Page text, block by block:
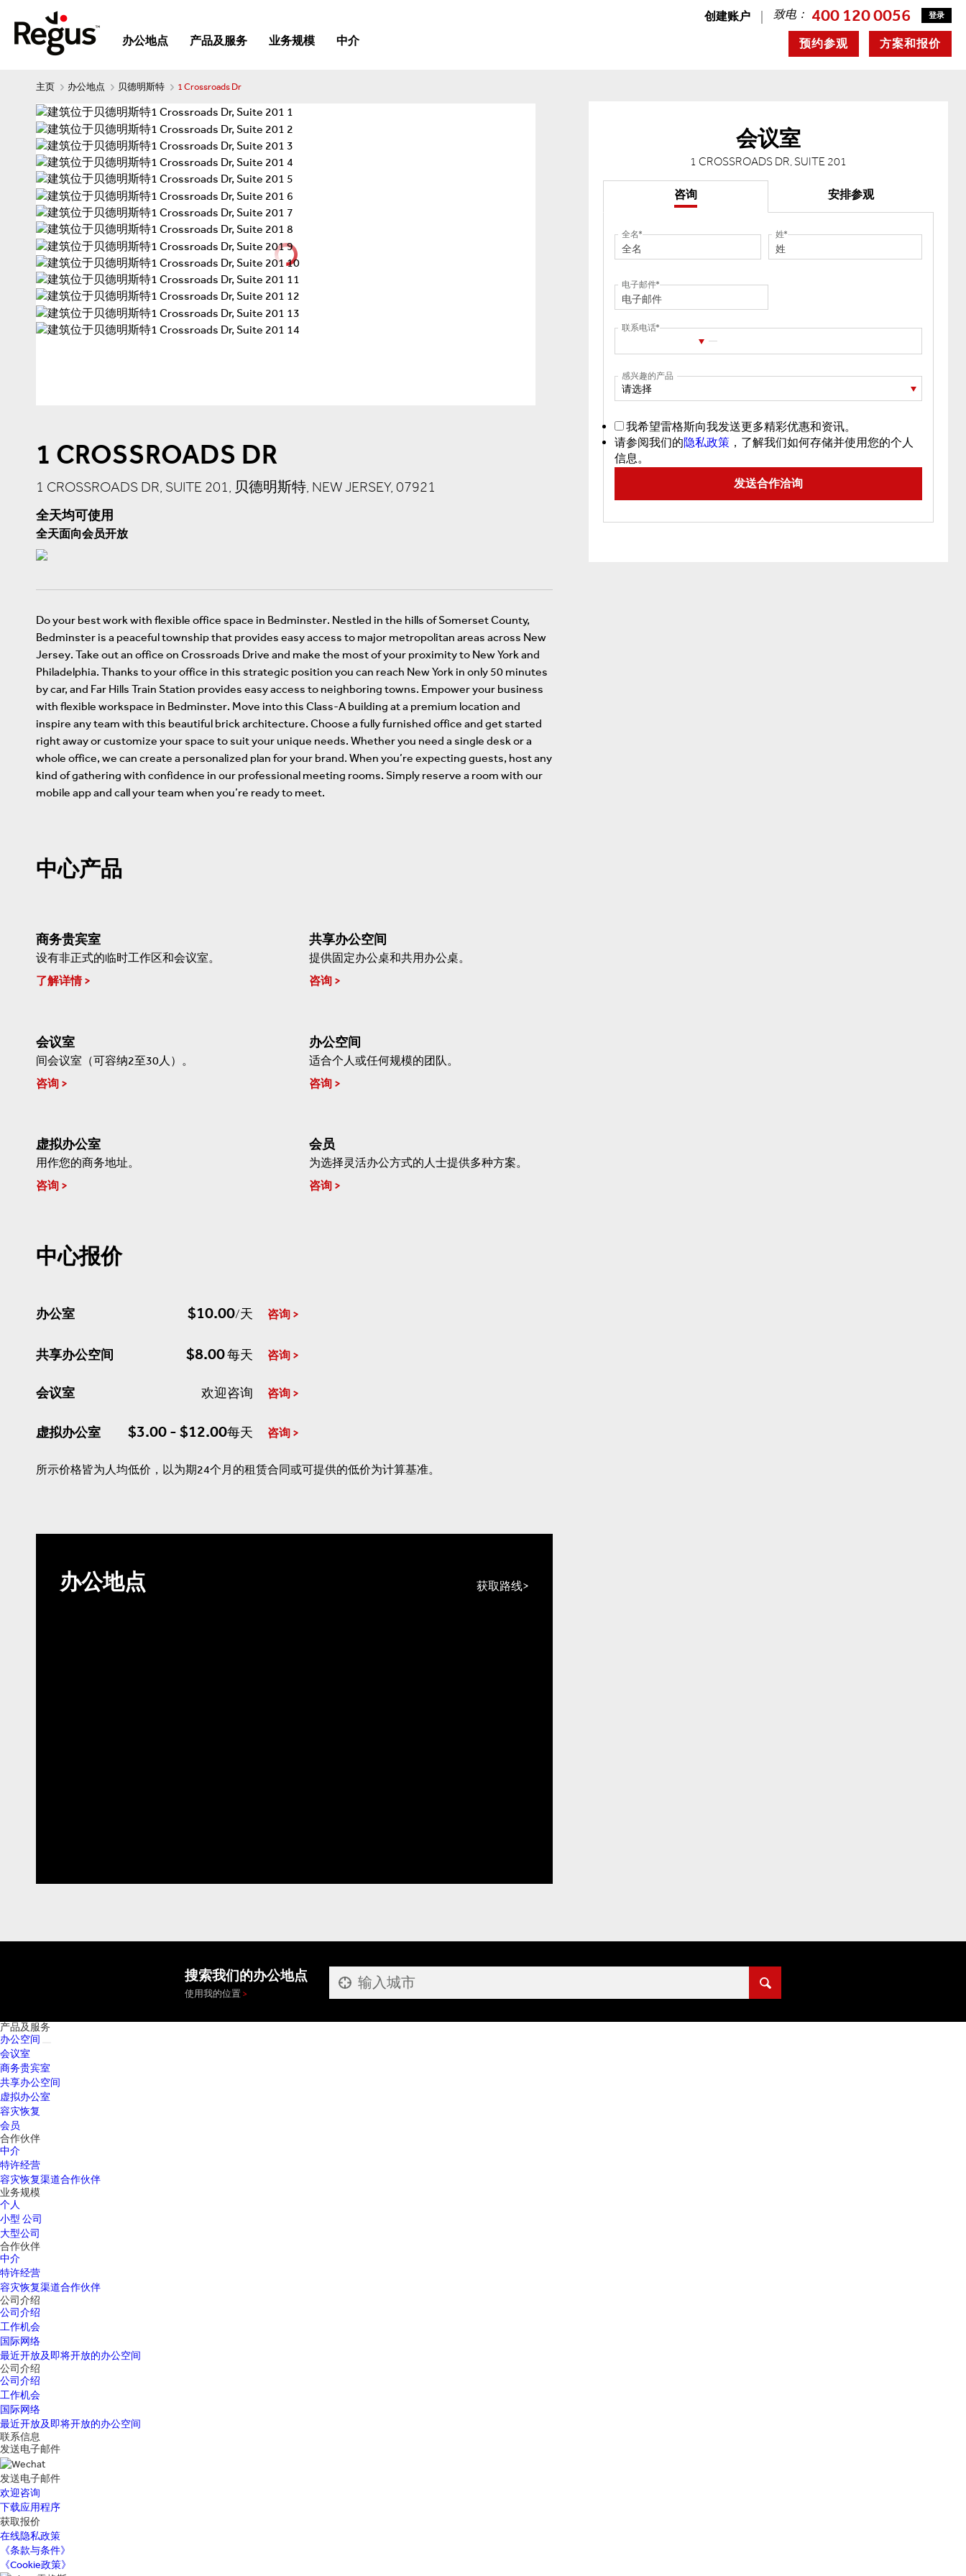
创建账户 致电： 400 120 0056 登录
方案和报价
预约参观
办公地点 产品及服务 业务规模 中介
主页 办公地点 贝德明斯特 1 Crossroads Dr
1 CROSSROADS DR
1 CROSSROADS DR, SUITE 201, 贝德明斯特, NEW JERSEY, 07921
全天均可使用
全天面向会员开放
Do your best work with flexible office space in Bedminster. Nestled in the hills of Somerset County,
Bedminster is a peaceful township that provides easy access to major metropolitan areas across New
Jersey. Take out an office on Crossroads Drive and make the most of your proximity to New York and
Philadelphia. Thanks to your office in this strategic position you can reach New York in only 50 minutes
by car, and Far Hills Train Station provides easy access to neighboring towns. Empower your business
with flexible workspace in Bedminster. Move into this Class-A building at a premium location and
inspire any team with this beautiful brick architecture. Choose a fully furnished office and get started
right away or customize your space to suit your unique needs. Whether you need a single desk or a
whole office, we can create a personalized plan for your brand. When you’re expecting guests, host any
kind of gathering with confidence in our professional meeting rooms. Simply reserve a room with our
mobile app and call your team when you’re ready to meet.
中心产品
商务贵宾室
设有非正式的临时工作区和会议室。
了解详情
共享办公空间
提供固定办公桌和共用办公桌。
咨询
会议室
间会议室（可容纳2至30人）。
咨询
办公空间
适合个人或任何规模的团队。
咨询
虚拟办公室
用作您的商务地址。
咨询
会员
为选择灵活办公方式的人士提供多种方案。
咨询
中心报价
办公室 $10.00/天 咨询
共享办公空间 $8.00每天 咨询
会议室 欢迎咨询 咨询
虚拟办公室 $3.00 - $12.00每天 咨询
所示价格皆为人均低价，以为期24个月的租赁合同或可提供的低价为计算基准。
办公地点 获取路线
会议室
1 CROSSROADS DR, SUITE 201
咨询 安排参观
全名 姓
电子邮件
联系电话
感兴趣的产品
请选择
我希望雷格斯向我发送更多精彩优惠和资讯。
请参阅我们的隐私政策 ，了解我们如何存储并使用您的个人
信息。
搜索我们的办公地点
使用我的位置
产品及服务
办公空间
会议室
商务贵宾室
共享办公空间
虚拟办公室
容灾恢复
会员
合作伙伴
中介
特许经营
容灾恢复渠道合作伙伴
业务规模
个人
小型 公司
大型公司
合作伙伴
中介
特许经营
容灾恢复渠道合作伙伴
公司介绍
公司介绍
工作机会
国际网络
最近开放及即将开放的办公空间
公司介绍
公司介绍
工作机会
国际网络
最近开放及即将开放的办公空间
联系信息
发送电子邮件
发送电子邮件
欢迎咨询
下载应用程序
获取报价
在线隐私政策
《条款与条件》
《Cookie政策》